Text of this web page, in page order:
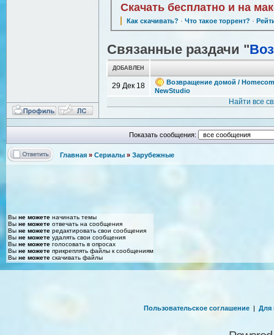
Скачать бесплатно и на
Как скачивать? · Что такое торрент? ·
Связанные раздачи "
ДОБАВЛЕН
29 Дек 18
Возвращение домой /
NewStudio
Найти все
Показать сообщения:
Главная » Сериалы » Зарубежные
Вы не можете начинать темы
Вы не можете отвечать на сообщения
Вы не можете редактировать свои сообщения
Вы не можете удалять свои сообщения
Вы не можете голосовать в опросах
Вы не можете прикреплять файлы к сообщениям
Вы не можете скачивать файлы
Пользовательское соглашение | Для